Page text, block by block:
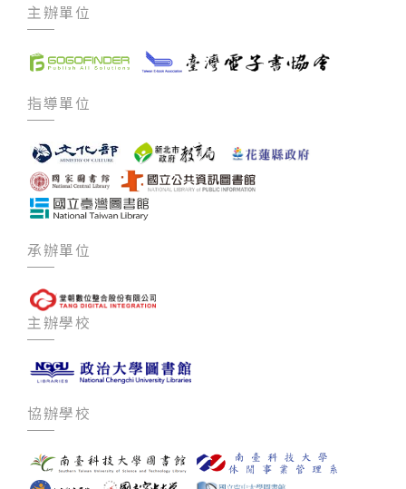
主辦單位
指導單位
承辦單位
主辦學校
協辦學校